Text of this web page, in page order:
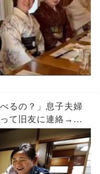
るの？」息子夫婦
て旧友に連絡→三
止通知”が届き二人